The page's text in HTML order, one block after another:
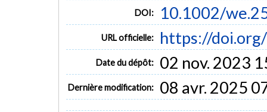
DOI: 10.1002/
URL officielle: https://
Date du dépôt: 02 nov. 2023
Dernière modification: 08 avr. 2025